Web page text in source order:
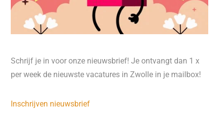
Schrijf je in voor onze nieuwsbrief! Je ontvangt dan 1 x
per week de nieuwste vacatures in Zwolle in je mailbox!
Inschrijven nieuwsbrief